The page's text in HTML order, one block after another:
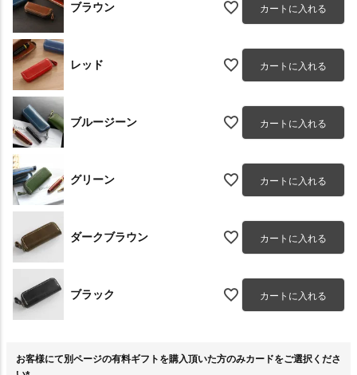
ブラウン カートに入れる
レッド カートに入れる
ブルージーン カートに入れる
グリーン カートに入れる
ダークブラウン カートに入れる
ブラック カートに入れる
お客様にて別ページの有料ギフトを購入頂いた方のみカードをご選択くださ